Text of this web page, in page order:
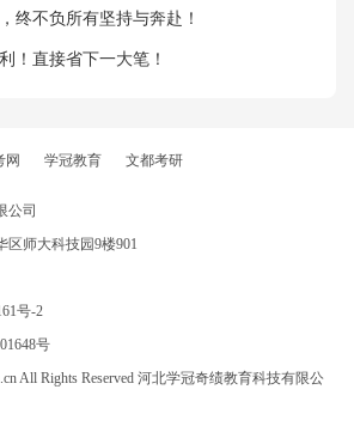
终不负所有坚持与奔赴！
！直接省下一大笔！
网 学冠教育 文都考研
公司
区师大科技园9楼901
号-2
号
All Rights Reserved 河北学冠奇绩教育科技有限公